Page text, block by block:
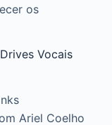
os
Vocais
Ariel Coelho